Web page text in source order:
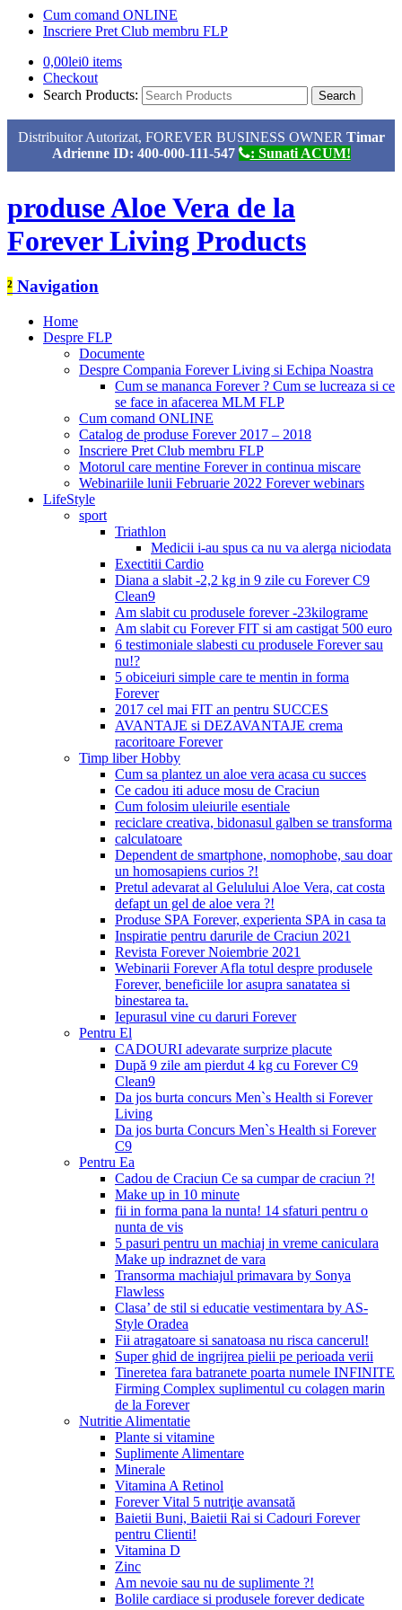
Cum comand ONLINE
Inscriere Pret Club membru FLP
0,00lei0 items
Checkout
Search Products:
Distribuitor Autorizat, FOREVER BUSINESS OWNER Timar
Adrienne ID: 400-000-111-547
: Sunati ACUM!
produse Aloe Vera de la
Forever Living Products
² Navigation
Home
Despre FLP
Documente
Despre Compania Forever Living si Echipa Noastra
Cum se mananca Forever ? Cum se lucreaza si ce
se face in afacerea MLM FLP
Cum comand ONLINE
Catalog de produse Forever 2017 – 2018
Inscriere Pret Club membru FLP
Motorul care mentine Forever in continua miscare
Webinariile lunii Februarie 2022 Forever webinars
LifeStyle
sport
Triathlon
Medicii i-au spus ca nu va alerga niciodata
Exectitii Cardio
Diana a slabit -2,2 kg in 9 zile cu Forever C9
Clean9
Am slabit cu produsele forever -23kilograme
Am slabit cu Forever FIT si am castigat 500 euro
6 testimoniale slabesti cu produsele Forever sau
nu!?
5 obiceiuri simple care te mentin in forma
Forever
2017 cel mai FIT an pentru SUCCES
AVANTAJE si DEZAVANTAJE crema
racoritoare Forever
Timp liber Hobby
Cum sa plantez un aloe vera acasa cu succes
Ce cadou iti aduce mosu de Craciun
Cum folosim uleiurile esentiale
reciclare creativa, bidonasul galben se transforma
calculatoare
Dependent de smartphone, nomophobe, sau doar
un homosapiens curios ?!
Pretul adevarat al Gelulului Aloe Vera, cat costa
defapt un gel de aloe vera ?!
Produse SPA Forever, experienta SPA in casa ta
Inspiratie pentru darurile de Craciun 2021
Revista Forever Noiembrie 2021
Webinarii Forever Afla totul despre produsele
Forever, beneficiile lor asupra sanatatea si
binestarea ta.
Iepurasul vine cu daruri Forever
Pentru El
CADOURI adevarate surprize placute
După 9 zile am pierdut 4 kg cu Forever C9
Clean9
Da jos burta concurs Men`s Health si Forever
Living
Da jos burta Concurs Men`s Health si Forever
C9
Pentru Ea
Cadou de Craciun Ce sa cumpar de craciun ?!
Make up in 10 minute
fii in forma pana la nunta! 14 sfaturi pentru o
nunta de vis
5 pasuri pentru un machiaj in vreme caniculara
Make up indraznet de vara
Transorma machiajul primavara by Sonya
Flawless
Clasa’ de stil si educatie vestimentara by AS-
Style Oradea
Fii atragatoare si sanatoasa nu risca cancerul!
Super ghid de ingrijrea pielii pe perioada verii
Tineretea fara batranete poarta numele INFINITE
Firming Complex suplimentul cu colagen marin
de la Forever
Nutritie Alimentatie
Plante si vitamine
Suplimente Alimentare
Minerale
Vitamina A Retinol
Forever Vital 5 nutriţie avansată
Baietii Buni, Baietii Rai si Cadouri Forever
pentru Clienti!
Vitamina D
Zinc
Am nevoie sau nu de suplimente ?!
Bolile cardiace si produsele forever dedicate